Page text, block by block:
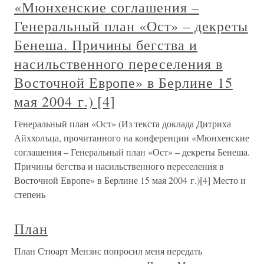
«Мюнхенские соглашения –
Генеральный план «Ост» – декреты
Бенеша. Причины бегства и
насильственного переселения в
Восточной Европе» в Берлине 15
мая 2004 г.) [4]
Генеральный план «Ост» (Из текста доклада Дитриха
Айххолъца, прочитанного на конференции «Мюнхенские
соглашения – Генеральный план «Ост» – декреты Бенеша.
Причины бегства и насильственного переселения в
Восточной Европе» в Берлине 15 мая 2004 г.)[4] Место и
степень
План
План Стюарт Мензис попросил меня передать